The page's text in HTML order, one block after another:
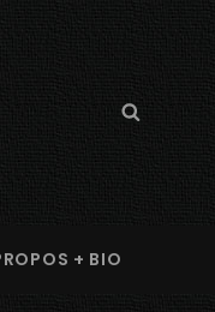
Search
+ BIO